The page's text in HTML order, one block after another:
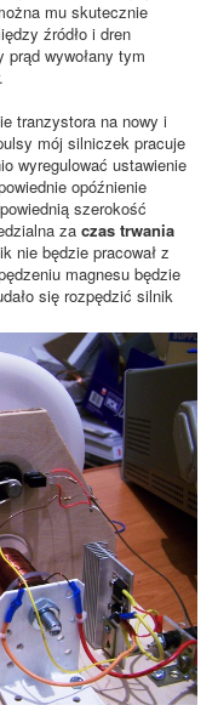
mu skutecznie
źródło i dren
prąd wywołany tym
tranzystora na nowy i
mój silniczek pracuje
wyregulować ustawienie
opóźnienie
szerokość
za czas trwania
nie będzie pracował z
magnesu będzie
się rozpędzić silnik